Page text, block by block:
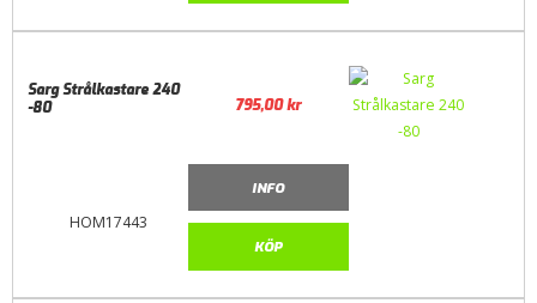
HOM17443
Sarg Strålkastare 240
-80
795,00kr
INFO
KÖP